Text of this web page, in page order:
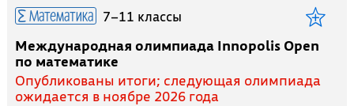
Математика 7–11 классы
Международная олимпиада Innopolis Open
по математике
Опубликованы итоги; следующая олимпиада
ожидается в ноябре 2026 года